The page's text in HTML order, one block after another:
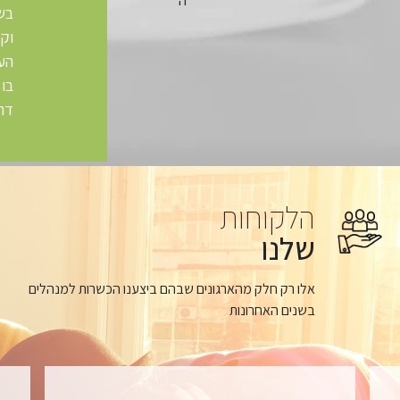
וק
בו
הלקוחות
שלנו
אלו רק חלק מהארגונים שבהם ביצענו הכשרות למנהלים
בשנים האחרונות